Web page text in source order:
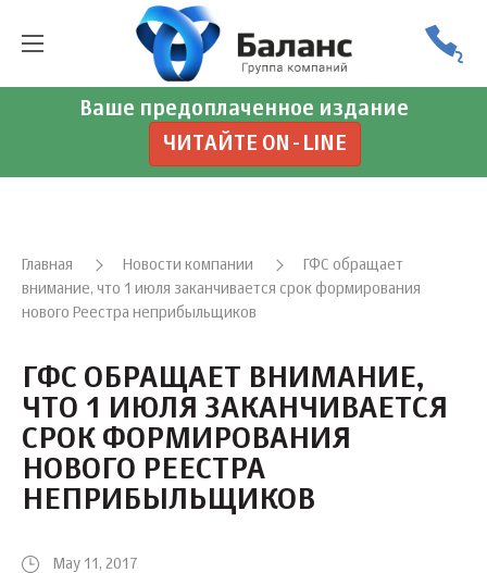
Ваше предоплаченное издание
ЧИТАЙТЕ ON-LINE
Главная Новости компании
ГФС обращает
внимание, что 1 июля заканчивается срок формирования
нового Реестра неприбыльщиков
ГФС ОБРАЩАЕТ ВНИМАНИЕ,
ЧТО 1 ИЮЛЯ ЗАКАНЧИВАЕТСЯ
СРОК ФОРМИРОВАНИЯ
НОВОГО РЕЕСТРА
НЕПРИБЫЛЬЩИКОВ
May 11, 2017